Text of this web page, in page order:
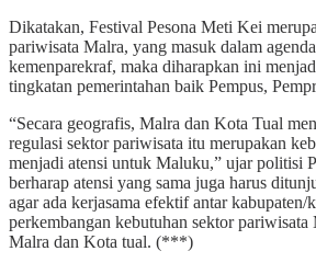
Dikatakan, Festival Pesona Meti Kei
pariwisata Malra, yang masuk dalam
kemenparekraf, maka diharapkan ini
tingkatan pemerintahan baik Pempus,
“Secara geografis, Malra dan Kota Tual
regulasi sektor pariwisata itu merupakan
menjadi atensi untuk Maluku,” ujar politisi
berharap atensi yang sama juga harus
agar ada kerjasama efektif antar
perkembangan kebutuhan sektor
Malra dan Kota tual. (***)